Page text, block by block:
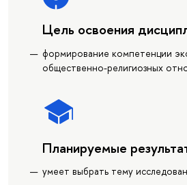
Цель освоения
формирование компетенции
общественно-религиозных
Планируемые
умеет выбрать тему